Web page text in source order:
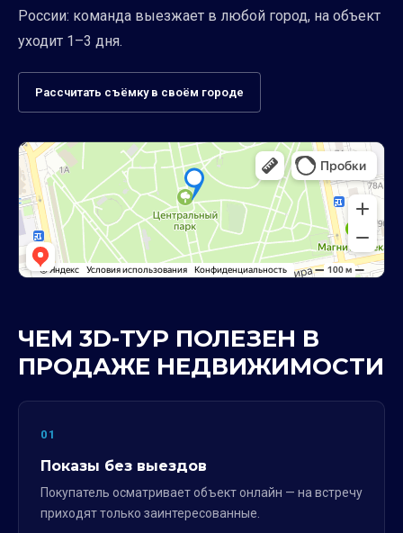
России: команда выезжает в любой город, на объект
уходит 1–3 дня.
Рассчитать съёмку в своём городе
ЧЕМ 3D-ТУР ПОЛЕЗЕН В
ПРОДАЖЕ НЕДВИЖИМОСТИ
01
Показы без выездов
Покупатель осматривает объект онлайн — на встречу
приходят только заинтересованные.